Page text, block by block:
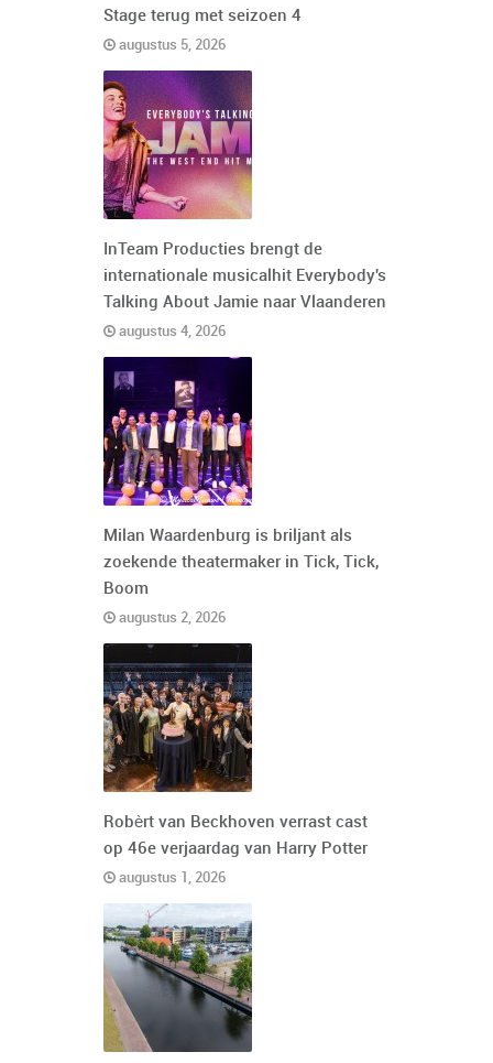
Stage terug met seizoen 4
augustus 5, 2026
InTeam Producties brengt de
internationale musicalhit Everybody's
Talking About Jamie naar Vlaanderen
augustus 4, 2026
Milan Waardenburg is briljant als
zoekende theatermaker in Tick, Tick,
Boom
augustus 2, 2026
Robèrt van Beckhoven verrast cast
op 46e verjaardag van Harry Potter
augustus 1, 2026